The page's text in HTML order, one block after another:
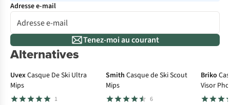
Adresse e-mail
Tenez-moi au courant
Alternatives
-30%
UvexCasque De Ski Ultra
Mips
1
Smith Casque de Ski Scout
Mips
6
Briko
Visor